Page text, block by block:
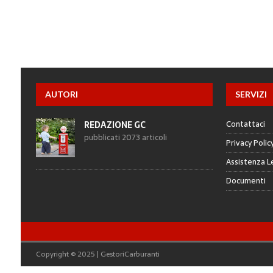
AUTORI
REDAZIONE GC
pubblicati 2073 articoli
SERVIZI
Contattaci
Privacy
Assistenza
Documenti
Copyright © 2025 | GestoriCarburanti